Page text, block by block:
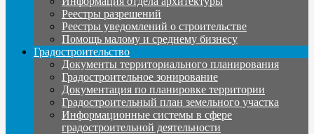
Реестры разрешений
Реестры уведомлений о строительстве
Помощь малому и среднему бизнесу
Градостроительство
Документы территориального планирования
Градостроительное зонирование
Документация по планировке территории
Градостроительный план земельного участка
Информационные системы в сфере
градостроительной деятельности